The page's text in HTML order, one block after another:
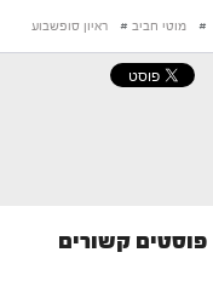
# מוטי חביב # ראיון סופשבוע
פוסטים קשורים